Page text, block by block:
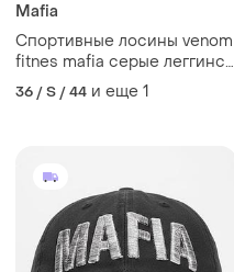
Mafia
Спортивные лосины venom
fitnes mafia серые леггинсы
фитнес мафия лосинки
штаны
36 / S / 44 и еще 1